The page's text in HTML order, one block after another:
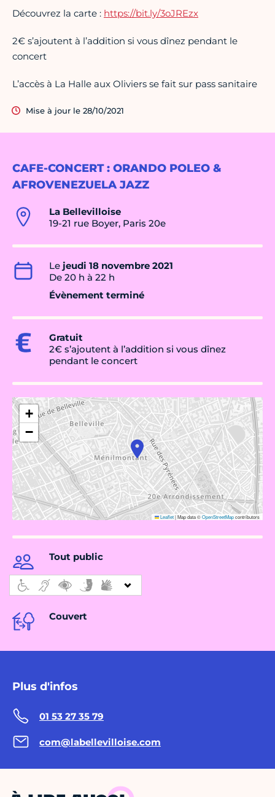
CAFE-CONCERT : ORANDO POLEO &
AFROVENEZUELA JAZZ
La Bellevilloise
19-21 rue Boyer, Paris 20e
Le jeudi 18 novembre 2021
De 20 h à 22 h
Évènement terminé
Gratuit
2€ s’ajoutent à l’addition si vous dînez
pendant le concert
+
−
Leaflet|Map data ©OpenStreetMapcontributors
Tout public
Couvert
Plus d'infos
01 53 27 35 79
com@labellevilloise.com
Découvrez la carte : https://bit.ly/3oJREzx
2€ s’ajoutent à l’addition si vous dînez pendant le
concert
L’accès à La Halle aux Oliviers se fait sur pass sanitaire
Mise à jour le 28/10/2021